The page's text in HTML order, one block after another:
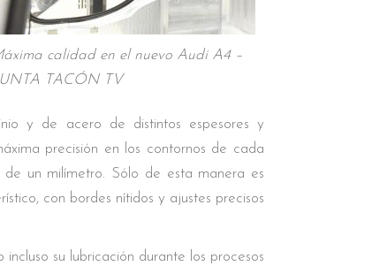
calidad en el nuevo Audi A4 –
TACÓN TV
y de acero de distintos espesores y
precisión en los contornos de cada
un milímetro. Sólo de esta manera es
con bordes nítidos y ajustes precisos
su lubricación durante los procesos